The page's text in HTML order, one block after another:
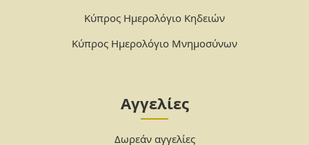
Κύπρος Ημερολόγιο Κηδειών
Κύπρος Ημερολόγιο Μνημοσύνων
Αγγελίες
Δωρεάν αγγελίες